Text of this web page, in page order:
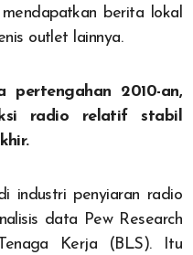
berita lokal
outlet lainnya.
pertengahan 2010-an,
radio relatif stabil
industri penyiaran radio
data Pew Research
Kerja (BLS). Itu